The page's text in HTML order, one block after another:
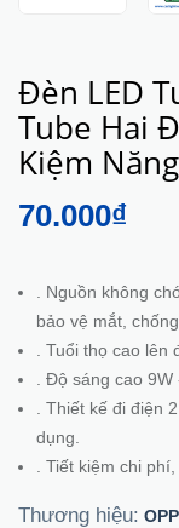
Đèn LED
Tube Hai
Kiệm
70.000₫
. Nguồn không
bảo vệ mắt,
. Tuổi thọ cao lên
. Độ sáng cao
. Thiết kế đi điện
dụng.
. Tiết kiệm chi
Thương hiệu: